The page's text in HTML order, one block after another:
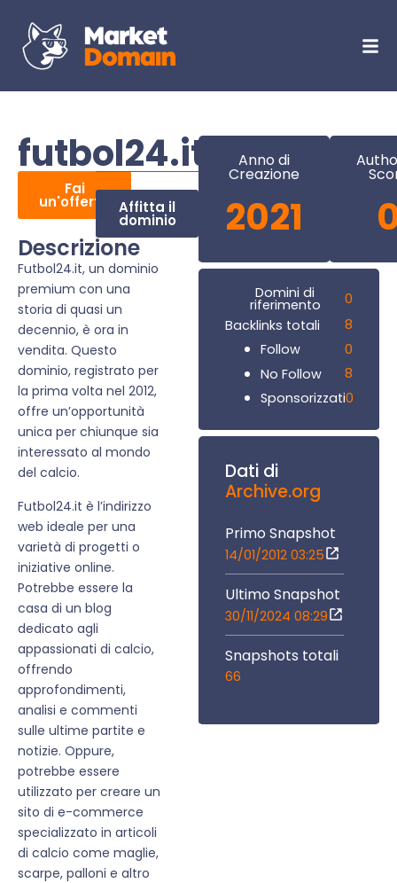
futbol24.it
Fai
un'offerta Affitta il
dominio
Descrizione
Futbol24.it, un dominio
premium con una
storia di quasi un
decennio, è ora in
vendita. Questo
dominio, registrato per
la prima volta nel 2012,
offre un’opportunità
unica per chiunque sia
interessato al mondo
del calcio.
Futbol24.it è l’indirizzo
web ideale per una
varietà di progetti o
iniziative online.
Potrebbe essere la
casa di un blog
dedicato agli
appassionati di calcio,
offrendo
approfondimenti,
analisi e commenti
sulle ultime partite e
notizie. Oppure,
potrebbe essere
utilizzato per creare un
sito di e-commerce
specializzato in articoli
di calcio come maglie,
scarpe, palloni e altro
Anno di
Creazione
2021
Domini di
riferimento
0
Backlinks totali
8
Follow
0
No Follow
8
Sponsorizzati0
Dati di
Archive.org
Primo Snapshot
14/01/2012 03:25
Ultimo Snapshot
30/11/2024 08:29
Snapshots totali
66